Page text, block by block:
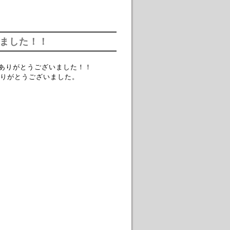
した！！
がとうございました！！
がとうございました。